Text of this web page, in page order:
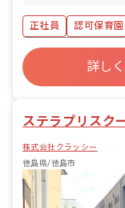
食事の補
準備、清
成） ・
ど ■保育方針：該当なし ■園児年齢層：
0～5歳
正社員 認可保育園
年間休日120日以上
寮・住宅・家賃補助
昇給昇進あり
詳し
ステラプリスク
株式会社クラッシー
徳島県/徳島市